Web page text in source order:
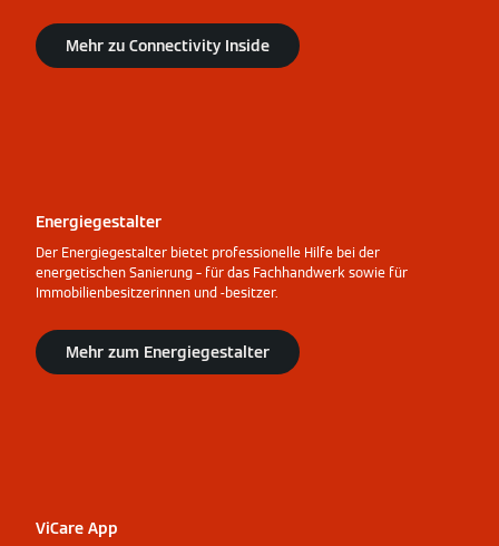
Mehr zu Connectivity Inside
Energiegestalter
Der Energiegestalter bietet professionelle Hilfe bei der
energetischen Sanierung – für das Fachhandwerk sowie für
Immobilienbesitzerinnen und -besitzer.
Mehr zum Energiegestalter
ViCare App